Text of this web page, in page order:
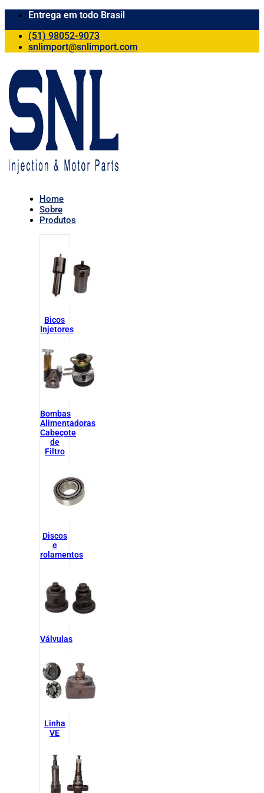
Entrega em todo Brasil
(51) 98052-9073
snlimport@snlimport.com
Home
Sobre
Produtos
Bicos
Injetores
Bombas
Alimentadoras
Cabeçote
de
Filtro
Discos
e
rolamentos
Válvulas
Linha
VE